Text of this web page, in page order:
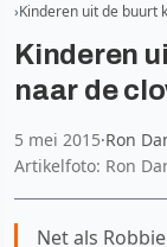
Kinderen uit de buurt
Kinderen
naar de
5 mei 2015·Ron
Artikelfoto: Ron
Net als